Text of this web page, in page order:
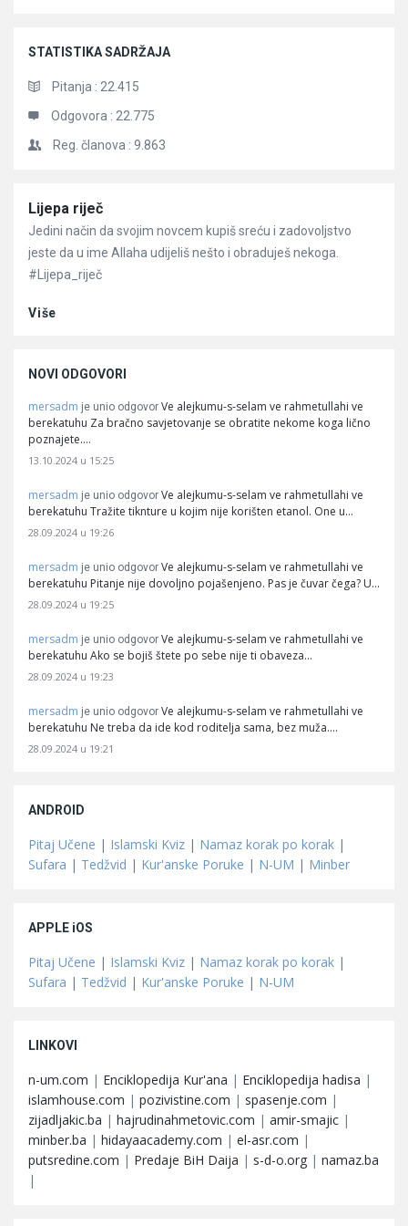
STATISTIKA SADRŽAJA
Pitanja : 22.415
Odgovora : 22.775
Reg. članova : 9.863
Članci
Lijepa riječ
Jedini način da svojim novcem kupiš sreću i zadovoljstvo
jeste da u ime Allaha udijeliš nešto i obraduješ nekoga.
#Lijepa_riječ
Više
NOVI ODGOVORI
mersadm je unio odgovor Ve alejkumu-s-selam ve rahmetullahi ve
berekatuhu Za bračno savjetovanje se obratite nekome koga lično
poznajete.…
13.10.2024 u 15:25
mersadm je unio odgovor Ve alejkumu-s-selam ve rahmetullahi ve
berekatuhu Tražite tiknture u kojim nije korišten etanol. One u…
28.09.2024 u 19:26
mersadm je unio odgovor Ve alejkumu-s-selam ve rahmetullahi ve
berekatuhu Pitanje nije dovoljno pojašenjeno. Pas je čuvar čega? U…
28.09.2024 u 19:25
mersadm je unio odgovor Ve alejkumu-s-selam ve rahmetullahi ve
berekatuhu Ako se bojiš štete po sebe nije ti obaveza…
28.09.2024 u 19:23
mersadm je unio odgovor Ve alejkumu-s-selam ve rahmetullahi ve
berekatuhu Ne treba da ide kod roditelja sama, bez muža.…
28.09.2024 u 19:21
ANDROID
Pitaj Učene | Islamski Kviz | Namaz korak po korak |
Sufara | Tedžvid | Kur'anske Poruke | N-UM | Minber
APPLE iOS
Pitaj Učene | Islamski Kviz | Namaz korak po korak |
Sufara | Tedžvid | Kur'anske Poruke | N-UM
LINKOVI
n-um.com | Enciklopedija Kur'ana | Enciklopedija hadisa |
islamhouse.com | pozivistine.com | spasenje.com |
zijadljakic.ba | hajrudinahmetovic.com | amir-smajic |
minber.ba | hidayaacademy.com | el-asr.com |
putsredine.com | Predaje BiH Daija | s-d-o.org | namaz.ba
|